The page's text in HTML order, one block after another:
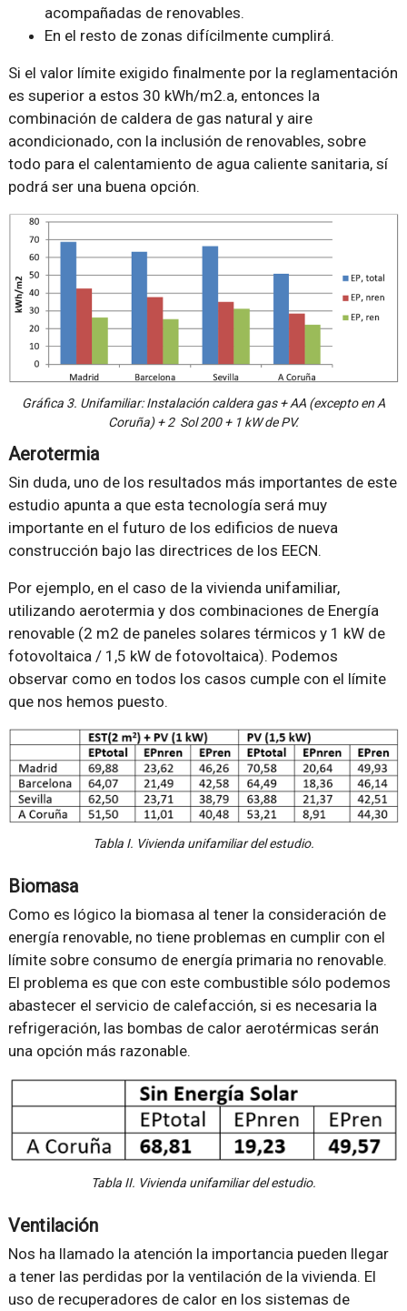
acompañadas de renovables.
En el resto de zonas difícilmente cumplirá.
Si el valor límite exigido finalmente por la reglamentación
es superior a estos 30 kWh/m2.a, entonces la
combinación de caldera de gas natural y aire
acondicionado, con la inclusión de renovables, sobre
todo para el calentamiento de agua caliente sanitaria, sí
podrá ser una buena opción.
Gráfica 3. Unifamiliar: Instalación caldera gas + AA (excepto en A
Coruña) + 2 Sol 200 + 1 kW de PV.
Aerotermia
Sin duda, uno de los resultados más importantes de este
estudio apunta a que esta tecnología será muy
importante en el futuro de los edificios de nueva
construcción bajo las directrices de los EECN.
Por ejemplo, en el caso de la vivienda unifamiliar,
utilizando aerotermia y dos combinaciones de Energía
renovable (2 m2 de paneles solares térmicos y 1 kW de
fotovoltaica / 1,5 kW de fotovoltaica). Podemos
observar como en todos los casos cumple con el límite
que nos hemos puesto.
Tabla I. Vivienda unifamiliar del estudio.
Biomasa
Como es lógico la biomasa al tener la consideración de
energía renovable, no tiene problemas en cumplir con el
límite sobre consumo de energía primaria no renovable.
El problema es que con este combustible sólo podemos
abastecer el servicio de calefacción, si es necesaria la
refrigeración, las bombas de calor aerotérmicas serán
una opción más razonable.
Tabla II. Vivienda unifamiliar del estudio.
Ventilación
Nos ha llamado la atención la importancia pueden llegar
a tener las perdidas por la ventilación de la vivienda. El
uso de recuperadores de calor en los sistemas de